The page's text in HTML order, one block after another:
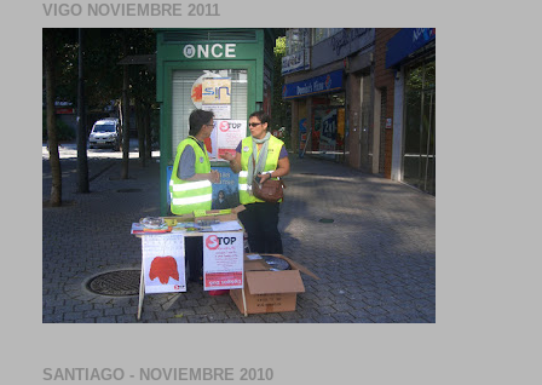
VIGO NOVIEMBRE 2011
SANTIAGO - NOVIEMBRE 2010